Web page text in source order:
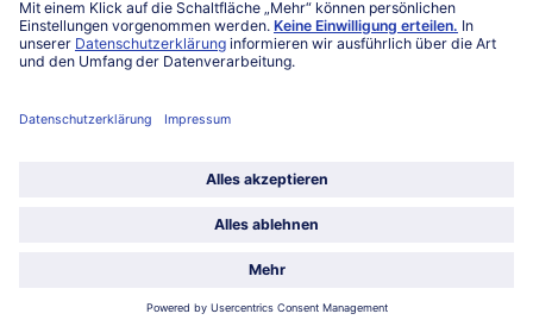
Unternehmen